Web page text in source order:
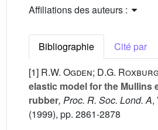
Affiliations des auteurs :
Bibliographie
Cité par
[1] R.W. Ogden; D.G.
elastic model for the Mullins
rubber, Proc. R. Soc. Lond. A,
(1999), pp. 2861-2878